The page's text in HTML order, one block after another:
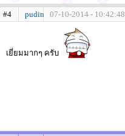
#4 pudin 07-10-2014 - 10:42:48
เยี่ยมมากๆ ครับ